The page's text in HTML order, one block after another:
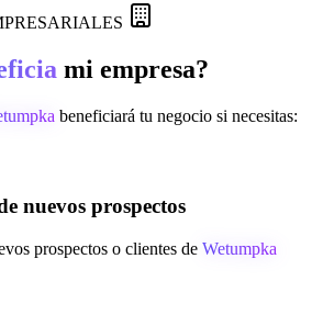
mi empresa?
beneficiará tu negocio si necesitas:
nuevos prospectos
prospectos o clientes de Wetumpka